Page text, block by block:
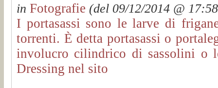
in Fotografie (del 09/12/2014 @
I portasassi sono le larve di
torrenti. È detta portasassi o
involucro cilindrico di sassolini o
Dressing nel sito